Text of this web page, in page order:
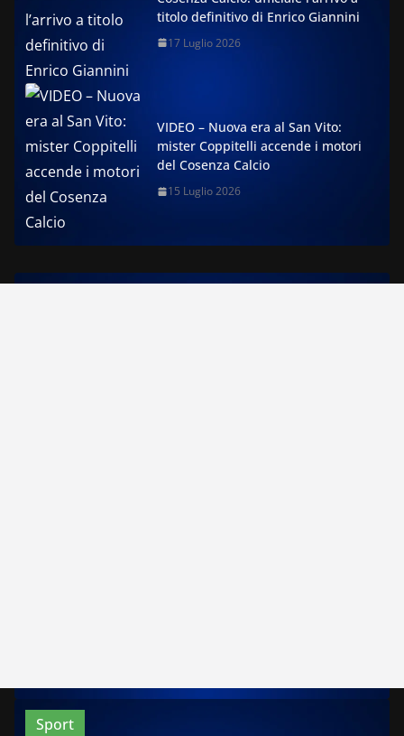
titolo definitivo di Enrico Giannini
17 Luglio 2026
VIDEO – Nuova era al San Vito:
mister Coppitelli accende i motori
del Cosenza Calcio
15 Luglio 2026
Sport